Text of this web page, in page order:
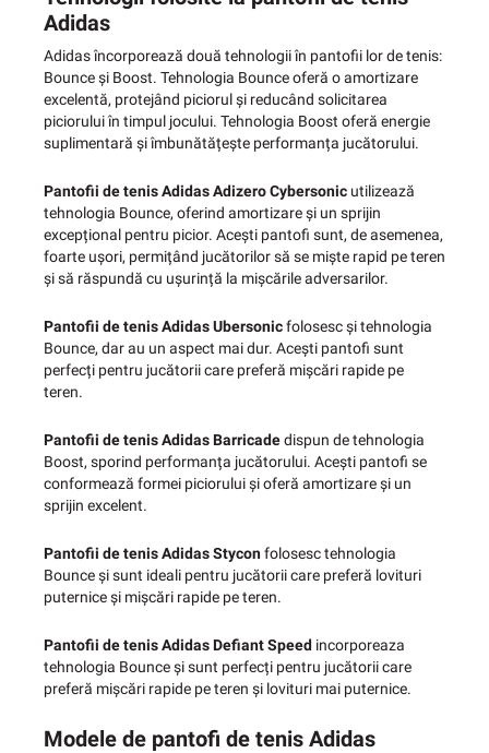
Adidas
Adidas încorporează două tehnologii în pantofii lor de tenis:
Bounce și Boost. Tehnologia Bounce oferă o amortizare
excelentă, protejând piciorul și reducând solicitarea
piciorului în timpul jocului. Tehnologia Boost oferă energie
suplimentară și îmbunătățește performanța jucătorului.
Pantofii de tenis Adidas Adizero Cybersonic utilizează
tehnologia Bounce, oferind amortizare și un sprijin
excepțional pentru picior. Acești pantofi sunt, de asemenea,
foarte ușori, permițând jucătorilor să se miște rapid pe teren
și să răspundă cu ușurință la mișcările adversarilor.
Pantofii de tenis Adidas Ubersonicfolosesc și tehnologia
Bounce, dar au un aspect mai dur. Acești pantofi sunt
perfecți pentru jucătorii care preferă mișcări rapide pe
teren.
Pantofii de tenis Adidas Barricadedispun de tehnologia
Boost, sporind performanța jucătorului. Acești pantofi se
conformează formei piciorului și oferă amortizare și un
sprijin excelent.
Pantofii de tenis Adidas Styconfolosesc tehnologia
Bounce și sunt ideali pentru jucătorii care preferă lovituri
puternice și mișcări rapide pe teren.
Pantofii de tenis Adidas Defiant Speed ​​incorporeaza
tehnologia Bounce și sunt perfecți pentru jucătorii care
preferă mișcări rapide pe teren și lovituri mai puternice.
Modele de pantofi de tenis Adidas